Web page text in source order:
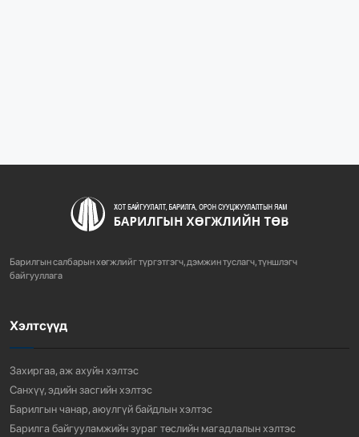
ХОТ БАЙГУУЛАЛТЫН ТУХАЙ ХУУЛИЙН
3 сарын өмнө
Барилгын салбарын хөгжлийг түргэтгэгч, дэмжин туслагч, түншлэгч
байгууллага
Хэлтсүүд
Захиргаа, аж ахуйн хэлтэс
Санхүү, эдийн засгийн хэлтэс
Барилгын чанар, аюулгүй байдлын хэлтэс
Барилга байгууламжийн зураг төслийн магадлалын хэлтэс